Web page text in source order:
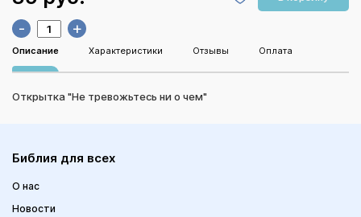
- +
Описание Характеристики Отзывы Оплата
Открытка "Не тревожьтесь ни о чем"
Библия для всех
О нас
Новости